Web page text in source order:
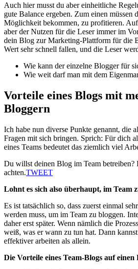
Auch hier musst du aber einheitliche
gute Balance ergeben. Zum einen müssen
Möglichkeit bekommen, zu profitieren. Auf
aber der Nutzen für die Leser immer im
dein Blog zur Marketing-Plattform für die
Wert sehr schnell fallen, und die Leser
Wie kann der einzelne Blogger für
Wie weit darf man mit dem
Vorteile eines Blogs mit
Bloggern
Ich habe nun diverse Punkte genannt, die
Fragen mit sich bringen. Sprich: Für dich
eines Teams bedeutet das ziemlich viel
Du willst deinen Blog im Team betreiben?
achten.TWEET
Lohnt es sich also überhaupt, im Team
Es ist tatsächlich so, dass zuerst einmal
werden muss, um im Team zu bloggen.
daher erst später. Wenn nämlich die
weiß, was er wann zu tun hat. Dann
effektiver arbeiten als allein.
Die Vorteile eines Team-Blogs auf einen